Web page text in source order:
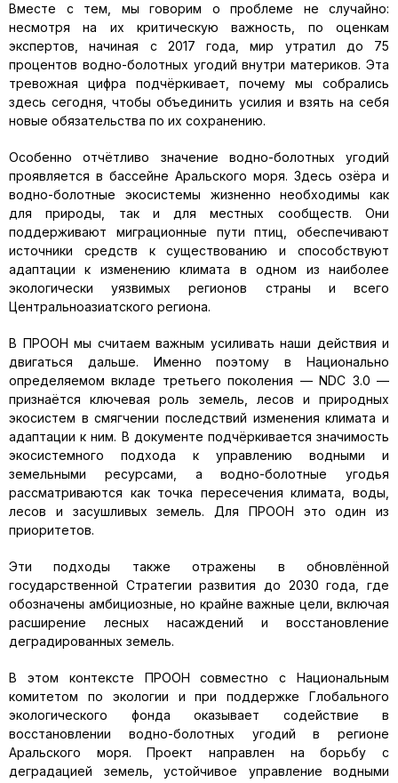
Вместе с тем, мы говорим о проблеме не случайно:
несмотря на их критическую важность, по оценкам
экспертов, начиная с 2017 года, мир утратил до 75
процентов водно-болотных угодий внутри материков. Эта
тревожная цифра подчёркивает, почему мы собрались
здесь сегодня, чтобы объединить усилия и взять на себя
новые обязательства по их сохранению.
Особенно отчётливо значение водно-болотных угодий
проявляется в бассейне Аральского моря. Здесь озёра и
водно-болотные экосистемы жизненно необходимы как
для природы, так и для местных сообществ. Они
поддерживают миграционные пути птиц, обеспечивают
источники средств к существованию и способствуют
адаптации к изменению климата в одном из наиболее
экологически уязвимых регионов страны и всего
Центральноазиатского региона.
В ПРООН мы считаем важным усиливать наши действия и
двигаться дальше. Именно поэтому в Национально
определяемом вкладе третьего поколения — NDC 3.0 —
признаётся ключевая роль земель, лесов и природных
экосистем в смягчении последствий изменения климата и
адаптации к ним. В документе подчёркивается значимость
экосистемного подхода к управлению водными и
земельными ресурсами, а водно-болотные угодья
рассматриваются как точка пересечения климата, воды,
лесов и засушливых земель. Для ПРООН это один из
приоритетов.
Эти подходы также отражены в обновлённой
государственной Стратегии развития до 2030 года, где
обозначены амбициозные, но крайне важные цели, включая
расширение лесных насаждений и восстановление
деградированных земель.
В этом контексте ПРООН совместно с Национальным
комитетом по экологии и при поддержке Глобального
экологического фонда оказывает содействие в
восстановлении водно-болотных угодий в регионе
Аральского моря. Проект направлен на борьбу с
деградацией земель, устойчивое управление водными